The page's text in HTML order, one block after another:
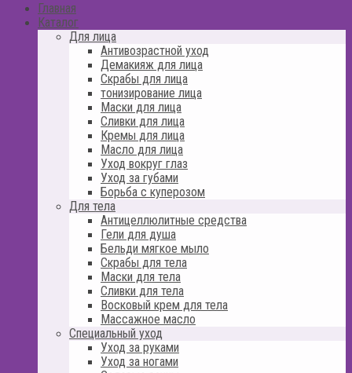
Главная
Каталог
Для лица
Антивозрастной уход
Демакияж для лица
Скрабы для лица
тонизирование лица
Маски для лица
Сливки для лица
Кремы для лица
Масло для лица
Уход вокруг глаз
Уход за губами
Борьба с куперозом
Для тела
Антицеллюлитные средства
Гели для душа
Бельди мягкое мыло
Скрабы для тела
Маски для тела
Сливки для тела
Восковый крем для тела
Массажное масло
Специальный уход
Уход за руками
Уход за ногами